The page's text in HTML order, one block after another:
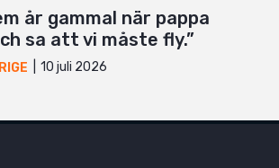
år gammal när pappa
sa att vi måste fly.”
10 juli 2026